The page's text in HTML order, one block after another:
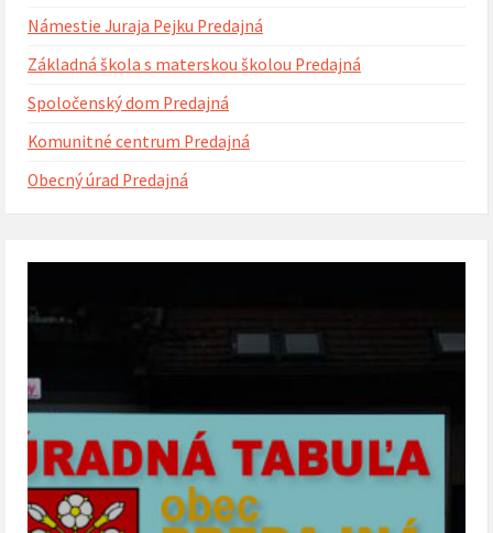
Námestie Juraja Pejku Predajná
Základná škola s materskou školou Predajná
Spoločenský dom Predajná
Komunitné centrum Predajná
Obecný úrad Predajná